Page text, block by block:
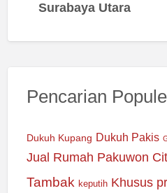
Surabaya Utara
Pencarian
Dukuh Kupang Dukuh Pakis
Jual Rumah Pakuwon
Tambak keputih Khusus